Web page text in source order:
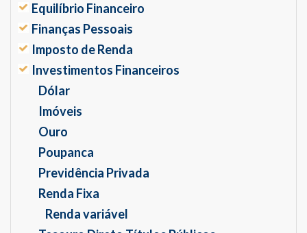
Equilíbrio Financeiro
Finanças Pessoais
Imposto de Renda
Investimentos Financeiros
Dólar
Imóveis
Ouro
Poupanca
Previdência Privada
Renda Fixa
Renda variável